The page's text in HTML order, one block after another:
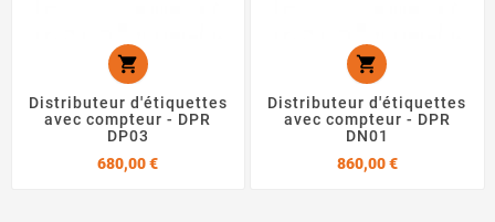

Distributeur d'étiquettes
avec compteur - DPR
DP03
680,00 €Prix

Distributeur d'étiquettes
avec compteur - DPR
DN01
860,00 €Prix